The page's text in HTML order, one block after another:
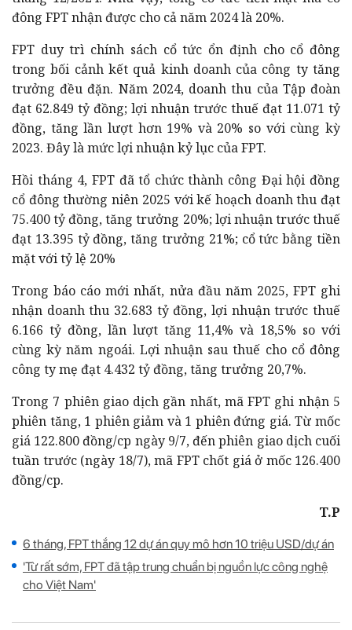
đông FPT nhận được cho cả năm 2024 là 20%.
FPT duy trì chính sách cổ tức ổn định cho cổ đông
trong bối cảnh kết quả kinh doanh của công ty tăng
trưởng đều đặn. Năm 2024, doanh thu của Tập đoàn
đạt 62.849 tỷ đồng; lợi nhuận trước thuế đạt 11.071 tỷ
đồng, tăng lần lượt hơn 19% và 20% so với cùng kỳ
2023. Đây là mức lợi nhuận kỷ lục của FPT.
Hồi tháng 4, FPT đã tổ chức thành công Đại hội đồng
cổ đông thường niên 2025 với kế hoạch doanh thu đạt
75.400 tỷ đồng, tăng trưởng 20%; lợi nhuận trước thuế
đạt 13.395 tỷ đồng, tăng trưởng 21%; cổ tức bằng tiền
mặt với tỷ lệ 20%
Trong báo cáo mới nhất, nửa đầu năm 2025, FPT ghi
nhận doanh thu 32.683 tỷ đồng, lợi nhuận trước thuế
6.166 tỷ đồng, lần lượt tăng 11,4% và 18,5% so với
cùng kỳ năm ngoái. Lợi nhuận sau thuế cho cổ đông
công ty mẹ đạt 4.432 tỷ đồng, tăng trưởng 20,7%.
Trong 7 phiên giao dịch gần nhất, mã FPT ghi nhận 5
phiên tăng, 1 phiên giảm và 1 phiên đứng giá. Từ mốc
giá 122.800 đồng/cp ngày 9/7, đến phiên giao dịch cuối
tuần trước (ngày 18/7), mã FPT chốt giá ở mốc 126.400
đồng/cp.
T.P
6 tháng, FPT thắng 12 dự án quy mô hơn 10 triệu USD/dự án
'Từ rất sớm, FPT đã tập trung chuẩn bị nguồn lực công nghệ
cho Việt Nam'